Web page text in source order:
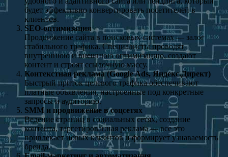
будет эффективно конвертировать посетителей в
клиентов.
SEO-оптимизация
Продвижение сайта в поисковых системах — залог
стабильного трафика. Специалисты проводят
внутреннюю и внешнюю оптимизацию, создают
контент и строят ссылочную массу.
Контекстная реклама (Google Ads, Яндекс.Директ)
Быстрый приток целевого трафика обеспечивают
платные объявления, настроенные под конкретные
запросы и аудиторию.
SMM и продвижение в соцсетях
Ведение страниц в социальных сетях, создание
контента, таргетированная реклама — все это
привлекает новых клиентов и формирует узнаваемость
бренда.